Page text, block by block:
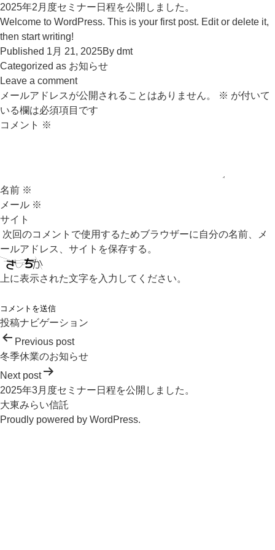
2025年2月度セミナー日程を公開しました。
Welcome to WordPress. This is your first post. Edit or delete it,
then start writing!
Published 1月 21, 2025By dmt
Categorized as お知らせ
Leave a comment
メールアドレスが公開されることはありません。
※ が付いて
いる欄は必須項目です
コメント ※
名前 ※
メール ※
サイト
次回のコメントで使用するためブラウザーに自分の名前、メ
ールアドレス、サイトを保存する。
上に表示された文字を入力してください。
投稿ナビゲーション
Previous post
冬季休業のお知らせ
Next post
2025年3月度セミナー日程を公開しました。
大東みらい信託
Proudly powered by WordPress.